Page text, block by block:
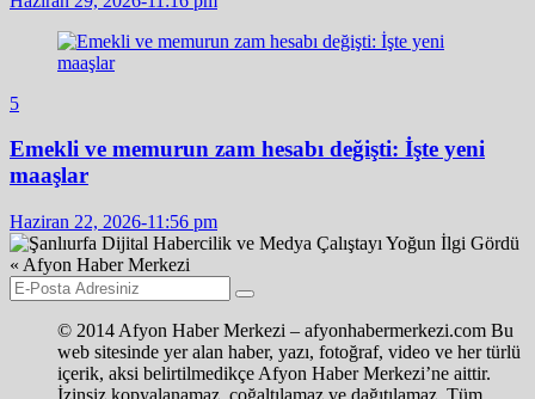
5
Emekli ve memurun zam hesabı değişti: İşte yeni
maaşlar
Haziran 22, 2026-11:56 pm
© 2014 Afyon Haber Merkezi – afyonhabermerkezi.com Bu
web sitesinde yer alan haber, yazı, fotoğraf, video ve her türlü
içerik, aksi belirtilmedikçe Afyon Haber Merkezi’ne aittir.
İzinsiz kopyalanamaz, çoğaltılamaz ve dağıtılamaz. Tüm